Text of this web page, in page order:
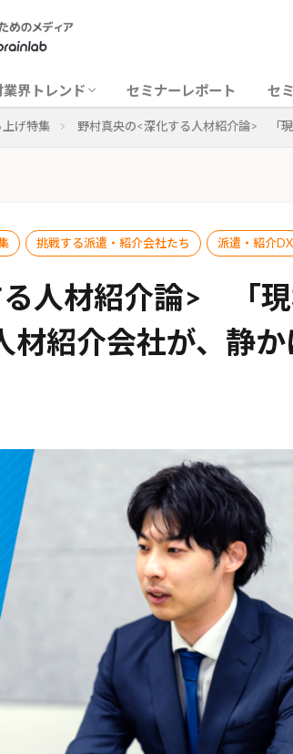
業界トレンド
・紹介立ち上げ特集
する派遣・紹介会社たち
DX/紹介DX
のお悩み相談室
セミナーレポート セ
げ特集 野村真央の<深化する人材紹介論> 「
挑戦する派遣・紹介会社たち 派遣・紹介DX
人材紹介論> 「
材紹介会社が、静
・紹介立ち上げ特集
する派遣・紹介会社たち
DX/紹介DX
のお悩み相談室